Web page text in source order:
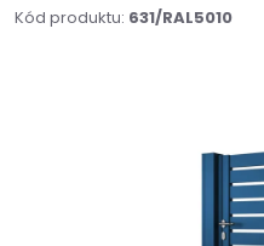
Kód produktu: 631/RAL5010